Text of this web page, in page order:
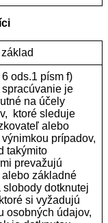
ods.1 písm f)
je
na účely
ktoré sleduje
alebo
výnimkou prípadov,
takýmito
prevažujú
základné
slobody dotknutej
si vyžadujú
osobných údajov,